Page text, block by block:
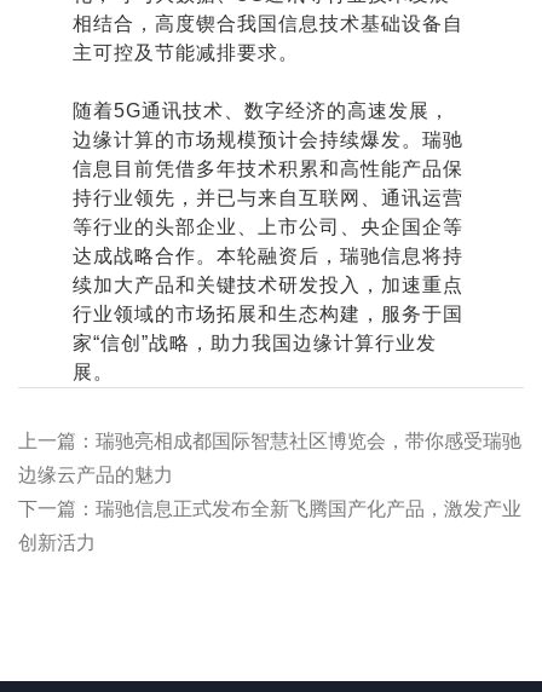
相结合，高度锲合我国信息技术基础设备自
主可控及节能减排要求。
随着5G通讯技术、数字经济的高速发展，
边缘计算的市场规模预计会持续爆发。瑞驰
信息目前凭借多年技术积累和高性能产品保
持行业领先，并已与来自互联网、通讯运营
等行业的头部企业、上市公司、央企国企等
达成战略合作。本轮融资后，瑞驰信息将持
续加大产品和关键技术研发投入，加速重点
行业领域的市场拓展和生态构建，服务于国
家“信创”战略，助力我国边缘计算行业发
展。
上一篇：瑞驰亮相成都国际智慧社区博览会，带你感受瑞驰
边缘云产品的魅力
下一篇：瑞驰信息正式发布全新飞腾国产化产品，激发产业
创新活力